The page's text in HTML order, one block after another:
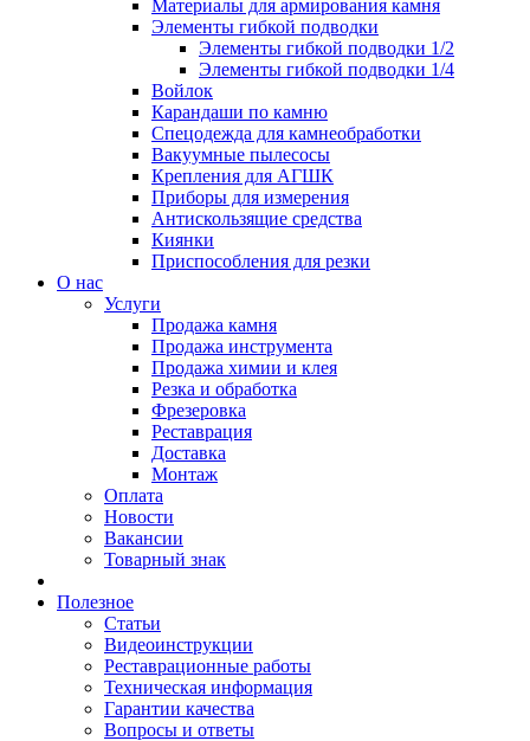
Материалы для армирования камня
Элементы гибкой подводки
Элементы гибкой подводки 1/2
Элементы гибкой подводки 1/4
Войлок
Карандаши по камню
Спецодежда для камнеобработки
Вакуумные пылесосы
Крепления для АГШК
Приборы для измерения
Антискользящие средства
Киянки
Приспособления для резки
О нас
Услуги
Продажа камня
Продажа инструмента
Продажа химии и клея
Резка и обработка
Фрезеровка
Реставрация
Доставка
Монтаж
Оплата
Новости
Вакансии
Товарный знак
Полезное
Статьи
Видеоинструкции
Реставрационные работы
Техническая информация
Гарантии качества
Вопросы и ответы